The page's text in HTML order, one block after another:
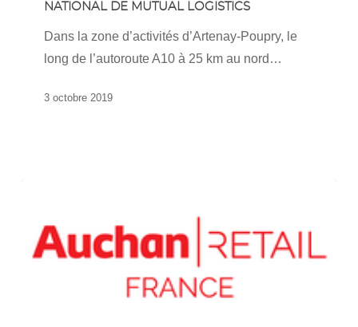
futur
réseau
national
Mutual
NATIONAL DE MUTUAL LOGISTICS
Dans la zone d’activités d’Artenay-Poupry, le
long de l’autoroute A10 à 25 km au nord…
3 octobre 2019